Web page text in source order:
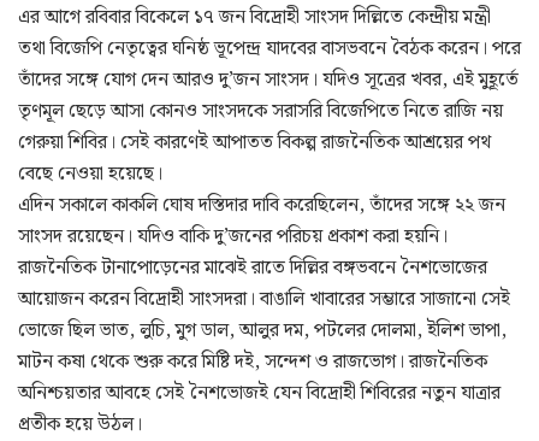
এর আগে রবিবার বিকেলে ১৭ জন বিদ্রোহী সাংসদ দিল্লিতে কেন্দ্রীয় মন্ত্রী
তথা বিজেপি নেতৃত্বের ঘনিষ্ঠ ভূপেন্দ্র যাদবের বাসভবনে বৈঠক করেন। পরে
তাঁদের সঙ্গে যোগ দেন আরও দু’জন সাংসদ। যদিও সূত্রের খবর, এই মুহূর্তে
তৃণমূল ছেড়ে আসা কোনও সাংসদকে সরাসরি বিজেপিতে নিতে রাজি নয়
গেরুয়া শিবির। সেই কারণেই আপাতত বিকল্প রাজনৈতিক আশ্রয়ের পথ
বেছে নেওয়া হয়েছে।
এদিন সকালে কাকলি ঘোষ দস্তিদার দাবি করেছিলেন, তাঁদের সঙ্গে ২২ জন
সাংসদ রয়েছেন। যদিও বাকি দু’জনের পরিচয় প্রকাশ করা হয়নি।
রাজনৈতিক টানাপোড়েনের মাঝেই রাতে দিল্লির বঙ্গভবনে নৈশভোজের
আয়োজন করেন বিদ্রোহী সাংসদরা। বাঙালি খাবারের সম্ভারে সাজানো সেই
ভোজে ছিল ভাত, লুচি, মুগ ডাল, আলুর দম, পটলের দোলমা, ইলিশ ভাপা,
মাটন কষা থেকে শুরু করে মিষ্টি দই, সন্দেশ ও রাজভোগ। রাজনৈতিক
অনিশ্চয়তার আবহে সেই নৈশভোজই যেন বিদ্রোহী শিবিরের নতুন যাত্রার
প্রতীক হয়ে উঠল।